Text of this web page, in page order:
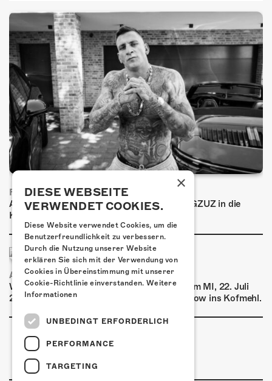
FRISCH BESTÄTIGT: GZUZ
Am Donnerstag, 29. Oktober 2026 kommt GZUZ in die
Kulturfabrik Kofmehl!
AIRBOURNE - SPECIAL SUMMER SHOW
Wow, das ist ein Ding! Airbourne kommen am MI, 22. Juli
2026 für eine exklusive Special Summer Show ins Kofmehl.
×
DIESE WEBSEITE
VERWENDET COOKIES.
Diese Website verwendet Cookies, um die
Benutzerfreundlichkeit zu verbessern.
Durch die Nutzung unserer Website
erklären Sie sich mit der Verwendung von
Cookies in Übereinstimmung mit unserer
Cookie-Richtlinie einverstanden. Weitere
Informationen
UNBEDINGT ERFORDERLICH
PERFORMANCE
TARGETING